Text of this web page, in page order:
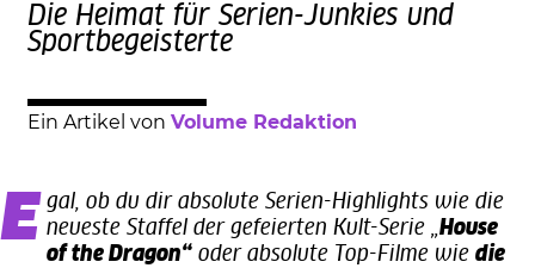
Die Heimat für Serien-Junkies und
Sportbegeisterte
Ein Artikel von Volume Redaktion
Egal, ob du dir absolute Serien-Highlights wie die neueste Staffel der gefeierten Kult-Serie „House
of the Dragon“ oder absolute Top-Filme wie die